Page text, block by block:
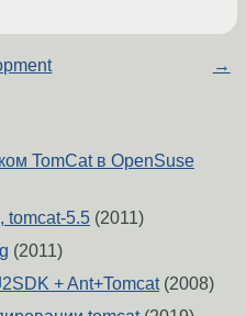
→
TomCat в OpenSuse
tomcat-5.5 (2011)
(2011)
+ Ant+Tomcat(2008)